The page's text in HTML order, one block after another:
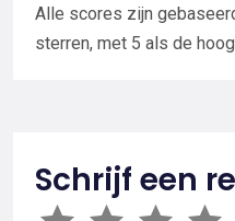
Alle scores zijn
sterren, met 5 als de
Schrijf een